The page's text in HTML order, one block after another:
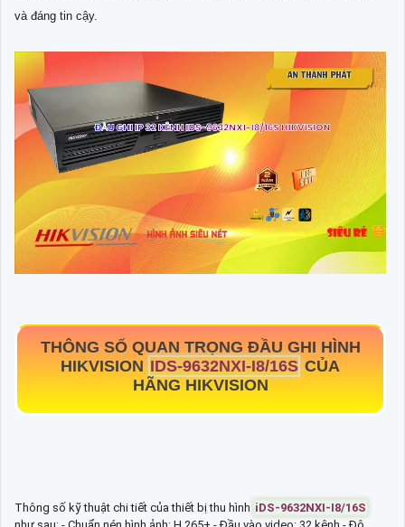
và đáng tin cậy.
THÔNG SỐ QUAN TRỌNG ĐẦU GHI HÌNH
HIKVISION IDS-9632NXI-I8/16S CỦA
HÃNG HIKVISION
Thông số kỹ thuật chi tiết của thiết bị thu hình iDS-9632NXI-I8/16S